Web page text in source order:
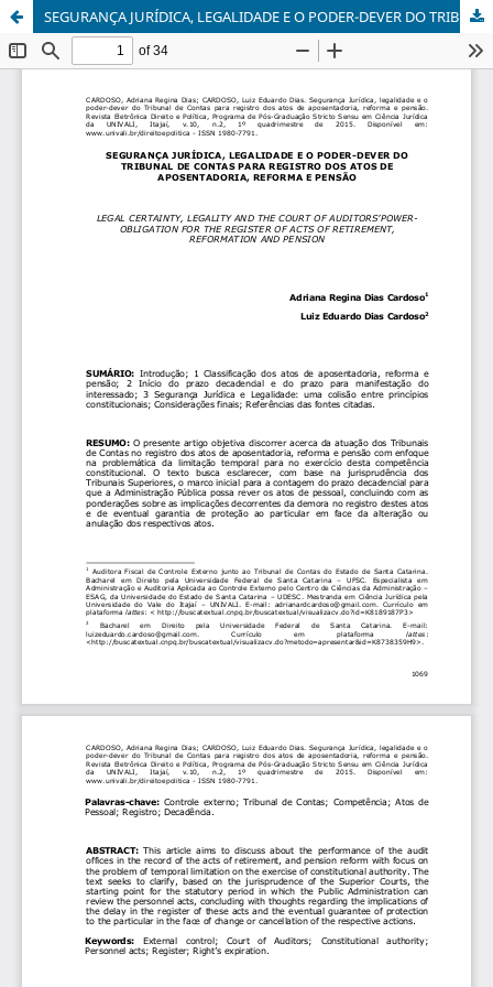
SEGURANÇA JURÍDICA, LEGALIDADE E O PODER-DEVER DO TRIBUNAL DE CONTAS PARA REGISTRO DOS ATOS DE APOSENTADORIA, REFORMA E PENSÃO